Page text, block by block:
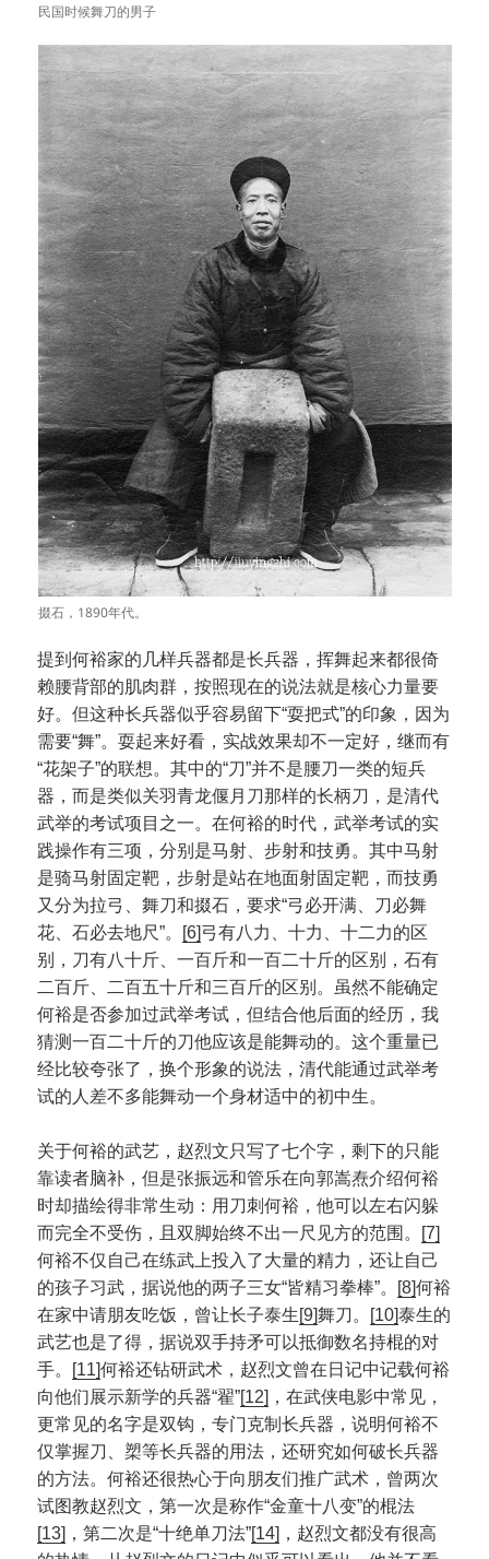
民国时候舞刀的男子
掇石，1890年代。
提到何裕家的几样兵器都是长兵器，挥舞起来都很倚
赖腰背部的肌肉群，按照现在的说法就是核心力量要
好。但这种长兵器似乎容易留下“耍把式”的印象，因为
需要“舞”。耍起来好看，实战效果却不一定好，继而有
“花架子”的联想。其中的“刀”并不是腰刀一类的短兵
器，而是类似关羽青龙偃月刀那样的长柄刀，是清代
武举的考试项目之一。在何裕的时代，武举考试的实
践操作有三项，分别是马射、步射和技勇。其中马射
是骑马射固定靶，步射是站在地面射固定靶，而技勇
又分为拉弓、舞刀和掇石，要求“弓必开满、刀必舞
花、石必去地尺”。 [6]弓有八力、十力、十二力的区
别，刀有八十斤、一百斤和一百二十斤的区别，石有
二百斤、二百五十斤和三百斤的区别。虽然不能确定
何裕是否参加过武举考试，但结合他后面的经历，我
猜测一百二十斤的刀他应该是能舞动的。这个重量已
经比较夸张了，换个形象的说法，清代能通过武举考
试的人差不多能舞动一个身材适中的初中生。
关于何裕的武艺，赵烈文只写了七个字，剩下的只能
靠读者脑补，但是张振远和管乐在向郭嵩焘介绍何裕
时却描绘得非常生动：用刀刺何裕，他可以左右闪躲
而完全不受伤，且双脚始终不出一尺见方的范围。 [7]
何裕不仅自己在练武上投入了大量的精力，还让自己
的孩子习武，据说他的两子三女“皆精习拳棒”。 [8]何裕
在家中请朋友吃饭，曾让长子泰生[9]舞刀。 [10]泰生的
武艺也是了得，据说双手持矛可以抵御数名持棍的对
手。 [11]何裕还钻研武术，赵烈文曾在日记中记载何裕
向他们展示新学的兵器“翟”[12] ，在武侠电影中常见，
更常见的名字是双钩，专门克制长兵器，说明何裕不
仅掌握刀、槊等长兵器的用法，还研究如何破长兵器
的方法。何裕还很热心于向朋友们推广武术，曾两次
试图教赵烈文，第一次是称作“金童十八变”的棍法
[13] ，第二次是“十绝单刀法”[14] ，赵烈文都没有很高